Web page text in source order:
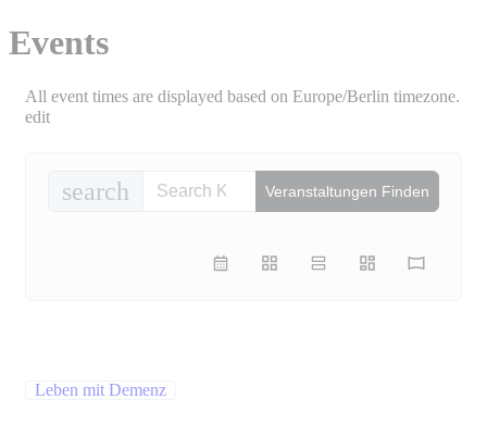
Events
All event times are displayed based on Europe/Berlin timezone.
edit
search Veranstaltungen Finden
Leben mit Demenz